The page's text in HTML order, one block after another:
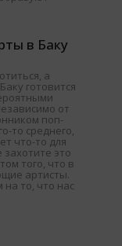
в Баку
а
готовится
от
поп-
то среднего,
что-то для
это
того, что в
артисты.
на то, что нас